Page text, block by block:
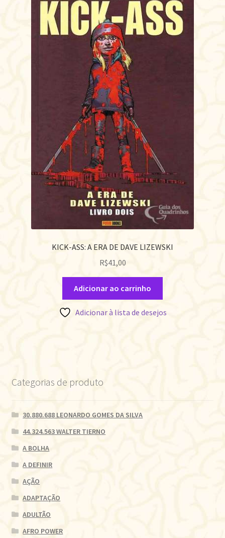
KICK-ASS: A ERA DE DAVE LIZEWSKI
R$41,00
Adicionar ao carrinho
Adicionar à lista de desejos
Categorias de produto
30.880.688 LEONARDO GOMES DA SILVA
44.324.563 WALTER TIERNO
A BOLHA
A DEFINIR
AÇÃO
ADAPTAÇÃO
ADULTÃO
AFRO POWER